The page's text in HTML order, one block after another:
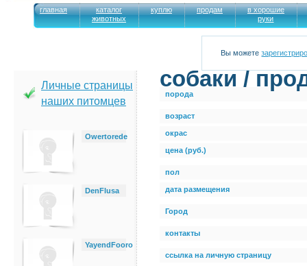
главная
каталог
животных
куплю продам
в хорошие
руки
Вы можете
Личные страницы
наших питомцев
Owertorede
DenFlusa
YayendFooro
cобаки /
порода
возраст
окрас
цена (руб.)
пол
дата размещения
Город
контакты
ссылка на личную страницу